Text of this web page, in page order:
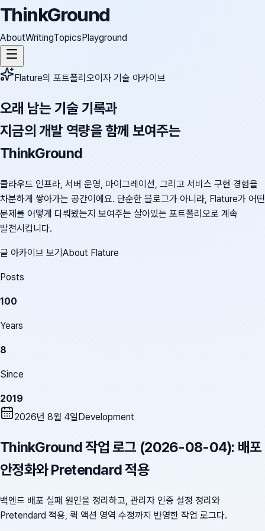
ThinkGround
AboutWritingTopicsPlayground
Flature의 포트폴리오이자 기술 아카이브
오래 남는 기술 기록과
지금의 개발 역량을 함께 보여주는
ThinkGround
클라우드 인프라, 서버 운영, 마이그레이션, 그리고 서비스 구현 경험을
차분하게 쌓아가는 공간이에요. 단순한 블로그가 아니라, Flature가 어떤
문제를 어떻게 다뤄왔는지 보여주는 살아있는 포트폴리오로 계속
발전시킵니다.
글 아카이브 보기 About Flature
Posts
100
Years
8
Since
2019
2026년 8월 4일Development
ThinkGround 작업 로그 (2026-08-04): 배포
안정화와 Pretendard 적용
백엔드 배포 실패 원인을 정리하고, 관리자 인증 설정 정리와
Pretendard 적용, 퀵 액션 영역 수정까지 반영한 작업 로그다.